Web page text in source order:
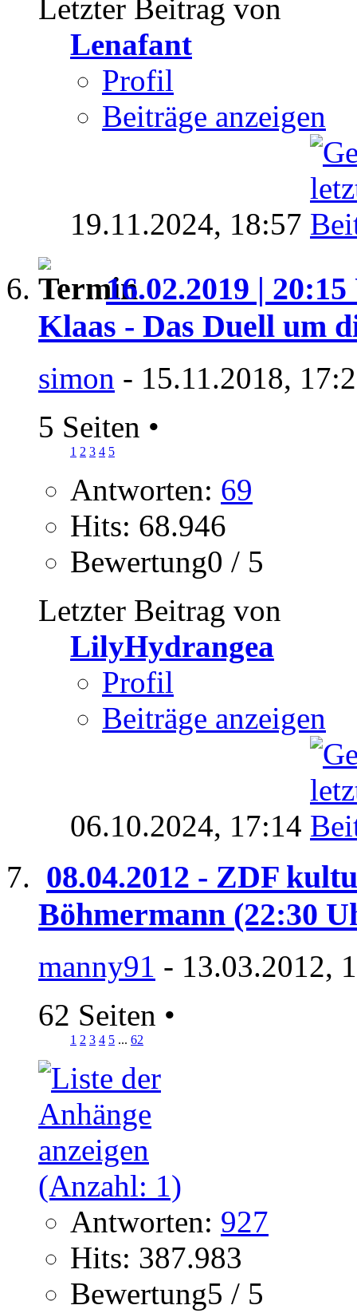
Letzter Beitrag von
Lenafant
Profil
Beiträge anzeigen
19.11.2024, 18:57
16.02.2019 |
Klaas - Das Duell um
simon - 15.11.2018,
5 Seiten •
1 2 3 4 5
Antworten: 69
Hits: 68.946
Bewertung0 / 5
Letzter Beitrag von
LilyHydrangea
Profil
Beiträge anzeigen
06.10.2024, 17:14
08.04.2012 - ZDF
Böhmermann (22:30
manny91 - 13.03.2012,
62 Seiten •
1 2 3 4 5 ... 62
Antworten: 927
Hits: 387.983
Bewertung5 / 5